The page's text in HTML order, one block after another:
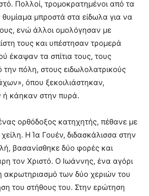
Πολλοί, τρομοκρατημένοι από τα
μπροστά στα είδωλα για να
ενώ άλλοι ομολόγησαν με
τους και υπέστησαν τρομερά
έκαψαν τα σπίτια τους, τους
πόλη, στους ειδωλολατρικούς
όπου ξεκοιλιάστηκαν,
ή κάηκαν στην πυρά.
ορθόδοξος κατηχητής, πέθανε με
Η Ία Γουέν, διδασκάλισσα στην
βασανίσθηκε δύο φορές και
τον Χριστό. Ο Ιωάννης, ένα αγόρι
ακρωτηριασμό των δύο χεριών του
του στήθους του. Στην ερώτηση